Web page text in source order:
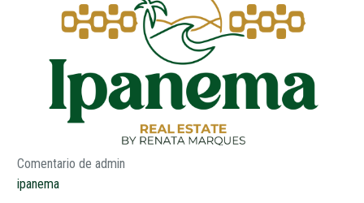
Comentario de admin
ipanema